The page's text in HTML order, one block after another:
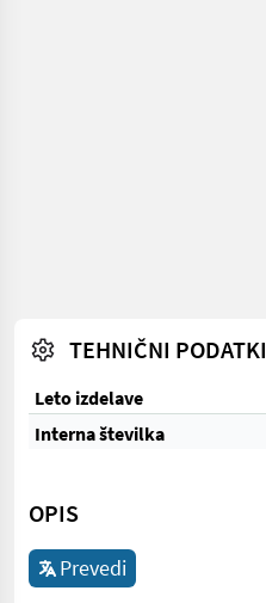
TEHNIČNI PODATKI
Leto izdelave
Interna številka
OPIS
Prevedi